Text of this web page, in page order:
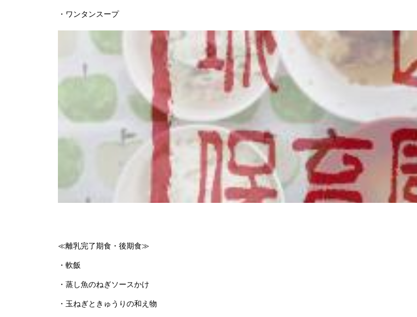
・ワンタンスープ
≪離乳完了期食・後期食≫
・軟飯
・蒸し魚のねぎソースかけ
・玉ねぎときゅうりの和え物